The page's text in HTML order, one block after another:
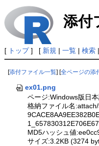
添付
[ トップ] [ 新規 | 一覧| 検索|
[添付ファイル一覧 ] [全ページの添
ex01.png
ページ:Windows版日
格納ファイル名
1_657830312E706E67
MD5ハッシュ値
サイズ:3.2KB (3274